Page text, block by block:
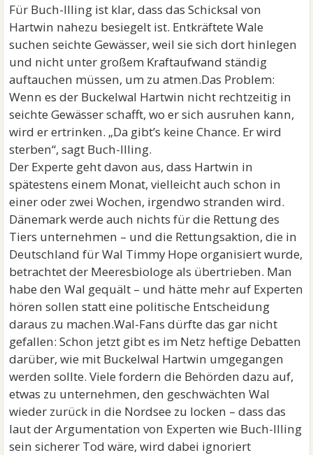
Für Buch-Illing ist klar, dass das Schicksal von
Hartwin nahezu besiegelt ist. Entkräftete Wale
suchen seichte Gewässer, weil sie sich dort hinlegen
und nicht unter großem Kraftaufwand ständig
auftauchen müssen, um zu atmen.Das Problem:
Wenn es der Buckelwal Hartwin nicht rechtzeitig in
seichte Gewässer schafft, wo er sich ausruhen kann,
wird er ertrinken. „Da gibt’s keine Chance. Er wird
sterben“, sagt Buch-Illing.
Der Experte geht davon aus, dass Hartwin in
spätestens einem Monat, vielleicht auch schon in
einer oder zwei Wochen, irgendwo stranden wird.
Dänemark werde auch nichts für die Rettung des
Tiers unternehmen – und die Rettungsaktion, die in
Deutschland für Wal Timmy Hope organisiert wurde,
betrachtet der Meeresbiologe als übertrieben. Man
habe den Wal gequält – und hätte mehr auf Experten
hören sollen statt eine politische Entscheidung
daraus zu machen.Wal-Fans dürfte das gar nicht
gefallen: Schon jetzt gibt es im Netz heftige Debatten
darüber, wie mit Buckelwal Hartwin umgegangen
werden sollte. Viele fordern die Behörden dazu auf,
etwas zu unternehmen, den geschwächten Wal
wieder zurück in die Nordsee zu locken – dass das
laut der Argumentation von Experten wie Buch-Illing
sein sicherer Tod wäre, wird dabei ignoriert